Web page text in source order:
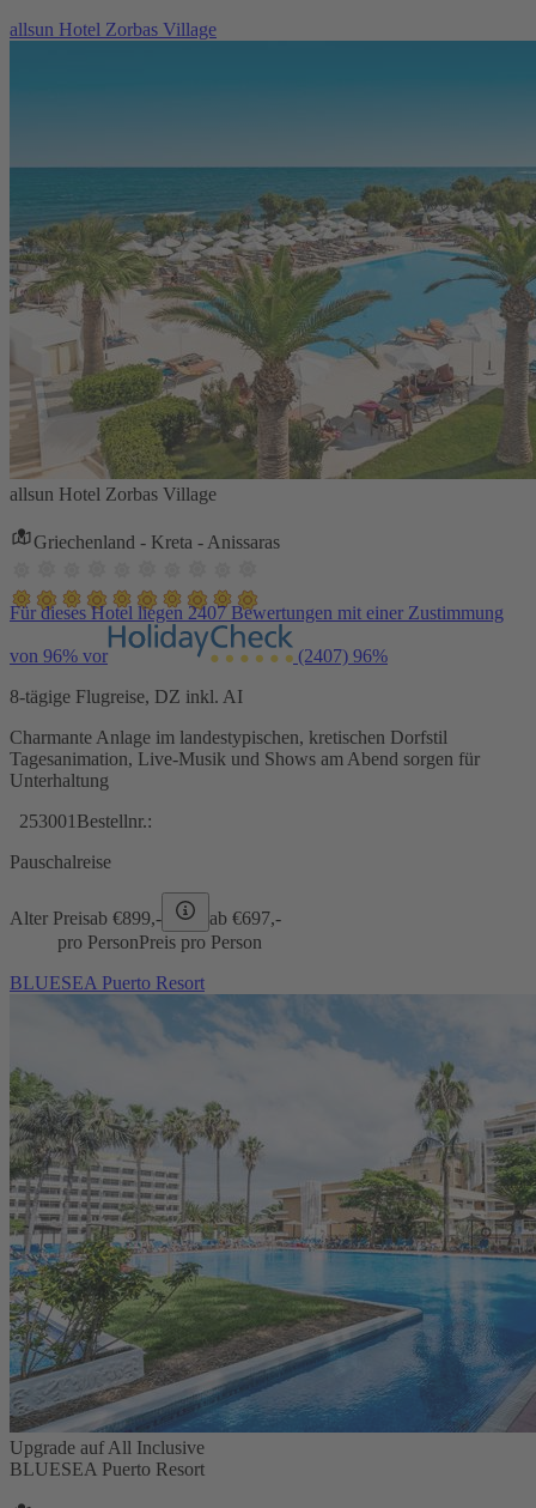
allsun Hotel Zorbas Village
allsun Hotel Zorbas Village
Griechenland - Kreta - Anissaras
Für dieses Hotel liegen 2407 Bewertungen mit einer Zustimmung
von 96% vor (2407) 96%
8-tägige Flugreise, DZ inkl. AI
Charmante Anlage im landestypischen, kretischen Dorfstil
Tagesanimation, Live-Musik und Shows am Abend sorgen für
Unterhaltung
253001 Bestellnr.:
Pauschalreise
Alter Preisab €899,- ab €697,-
pro PersonPreis pro Person
BLUESEA Puerto Resort
Upgrade auf All Inclusive
BLUESEA Puerto Resort